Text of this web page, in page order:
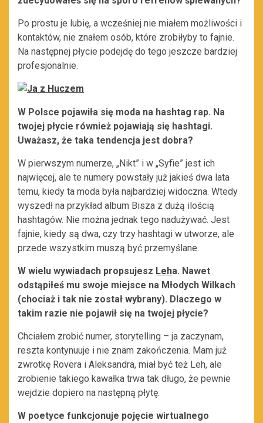
Po prostu je lubię, a wcześniej nie miałem możliwości i
kontaktów, nie znałem osób, które zrobiłyby to fajnie.
Na następnej płycie podejdę do tego jeszcze bardziej
profesjonalnie.
W Polsce pojawiła się moda na hashtag rap. Na
twojej płycie również pojawiają się hashtagi.
Uważasz, że taka tendencja jest dobra?
W pierwszym numerze, „Nikt” i w „Syfie” jest ich
najwięcej, ale te numery powstały już jakieś dwa lata
temu, kiedy ta moda była najbardziej widoczna. Wtedy
wyszedł na przykład album Bisza z dużą ilością
hashtagów. Nie można jednak tego nadużywać. Jest
fajnie, kiedy są dwa, czy trzy hashtagi w utworze, ale
przede wszystkim muszą być przemyślane.
W wielu wywiadach propsujesz Leha. Nawet
odstąpiłeś mu swoje miejsce na Młodych Wilkach
(chociaż i tak nie został wybrany). Dlaczego w
takim razie nie pojawił się na twojej płycie?
Chciałem zrobić numer, storytelling – ja zaczynam,
reszta kontynuuje i nie znam zakończenia. Mam już
zwrotkę Rovera i Aleksandra, miał być też Leh, ale
zrobienie takiego kawałka trwa tak długo, że pewnie
wejdzie dopiero na następną płytę.
W poetyce funkcjonuje pojęcie wirtualnego